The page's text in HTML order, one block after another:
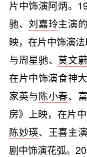
片中饰演阿炳。
驰、刘嘉玲主演
映，在片中饰演
与周星驰、 莫文蔚
在片中饰演食神
家英与陈小春、
房》上映，在片
陈妙瑛、王喜主
剧中饰演花弧。